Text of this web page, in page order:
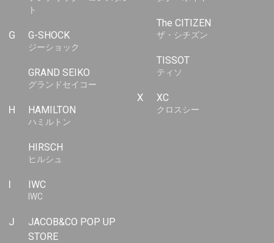
ト
G G-SHOCK
ジーショック
GRAND SEIKO
グランドセイコー
H HAMILTON
ハミルトン
HIRSCH
ヒルシュ
I IWC
IWC
J
JACOB&CO POP UP
STORE
The CITIZEN
ザ・シチズン
TISSOT
ティソ
X XC
クロスシー